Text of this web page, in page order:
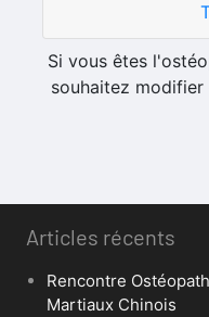
Si vous êtes
souhaitez
Articles récents
Rencontre
Martiaux Chinois